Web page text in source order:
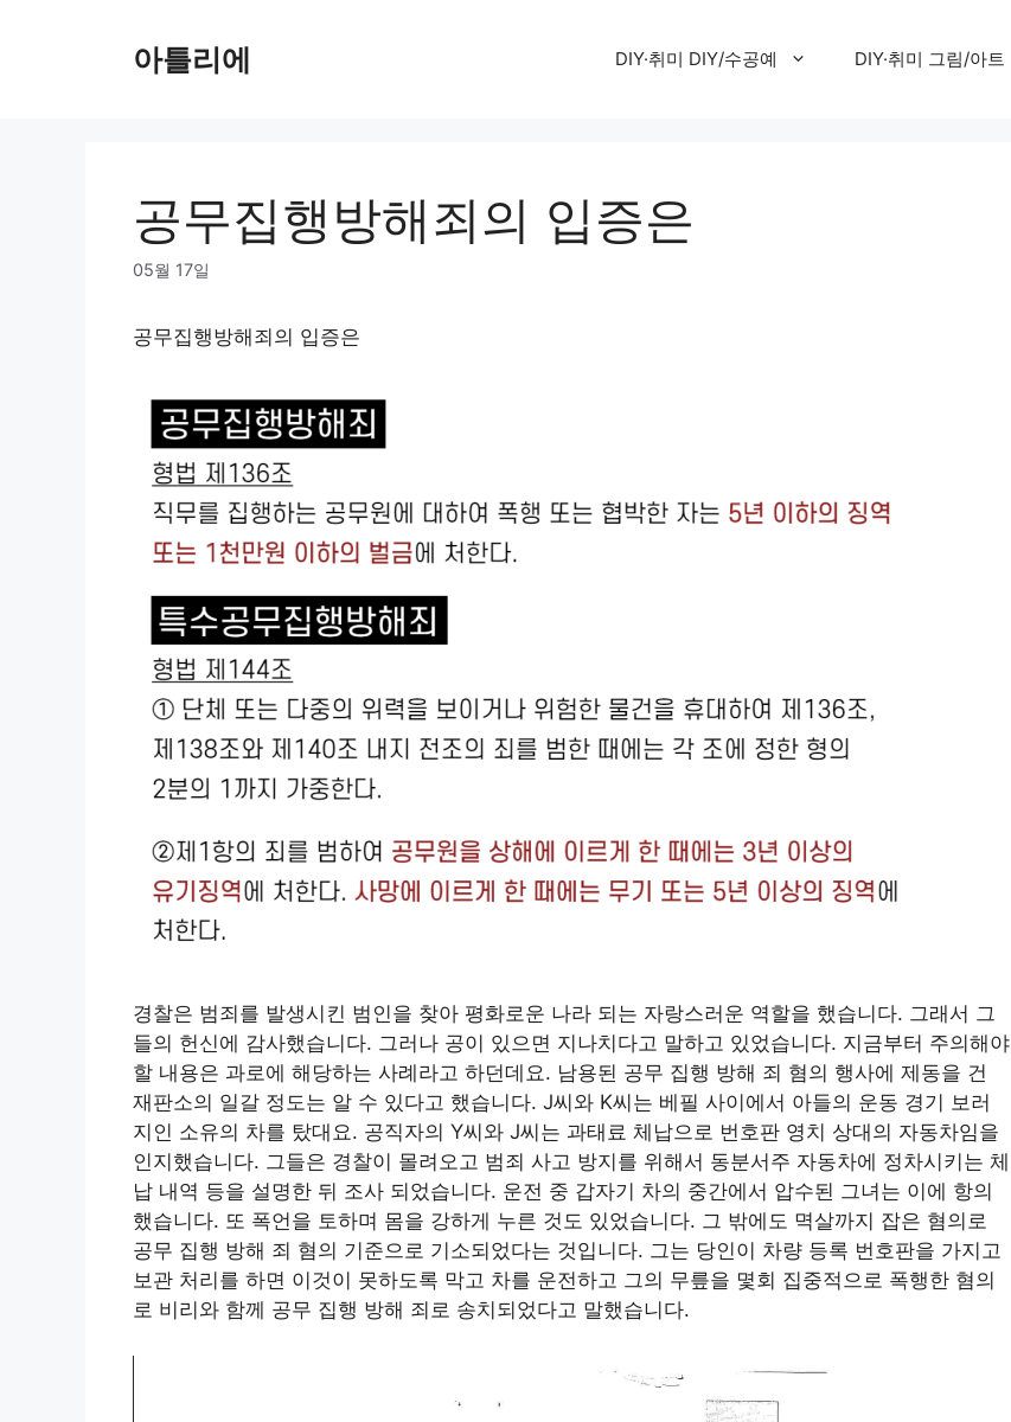
아틀리에 DIY·취미 DIY/수공예 DIY·취미 그림/아트
공무집행방해죄의 입증은
05월 17일
공무집행방해죄의 입증은
경찰은 범죄를 발생시킨 범인을 찾아 평화로운 나라 되는 자랑스러운 역할을 했습니다. 그래서 그
들의 헌신에 감사했습니다. 그러나 공이 있으면 지나치다고 말하고 있었습니다. 지금부터 주의해야
할 내용은 과로에 해당하는 사례라고 하던데요. 남용된 공무 집행 방해 죄 혐의 행사에 제동을 건
재판소의 일갈 정도는 알 수 있다고 했습니다. J씨와 K씨는 베필 사이에서 아들의 운동 경기 보러
지인 소유의 차를 탔대요. 공직자의 Y씨와 J씨는 과태료 체납으로 번호판 영치 상대의 자동차임을
인지했습니다. 그들은 경찰이 몰려오고 범죄 사고 방지를 위해서 동분서주 자동차에 정차시키는 체
납 내역 등을 설명한 뒤 조사 되었습니다. 운전 중 갑자기 차의 중간에서 압수된 그녀는 이에 항의
했습니다. 또 폭언을 토하며 몸을 강하게 누른 것도 있었습니다. 그 밖에도 멱살까지 잡은 혐의로
공무 집행 방해 죄 혐의 기준으로 기소되었다는 것입니다. 그는 당인이 차량 등록 번호판을 가지고
보관 처리를 하면 이것이 못하도록 막고 차를 운전하고 그의 무릎을 몇회 집중적으로 폭행한 혐의
로 비리와 함께 공무 집행 방해 죄로 송치되었다고 말했습니다.